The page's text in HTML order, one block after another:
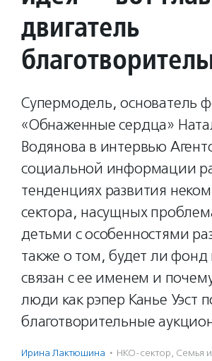
двигатель
Супермодель, основатель
«Обнаженные сердца»
Водянова в интервью
социальной информации
тенденциях развития
сектора, насущных
детьми с особенностями
также о том, будет ли фонд
связан с ее именем и
люди как рэпер Канье Уэст
благотворительные
Ирина Лактюшина · НКО-сектор, Семья